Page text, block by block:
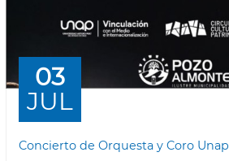
03
JUL
Concierto de Orquesta y Coro Unap